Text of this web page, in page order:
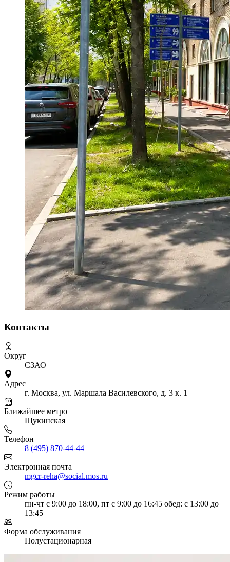
Контакты
Округ
СЗАО
Адрес
г. Москва, ул. Маршала Василевского, д. 3 к. 1
Ближайшее метро
Щукинская
Телефон
8 (495) 870-44-44
Электронная почта
mgcr-reha@social.mos.ru
Режим работы
пн-чт с 9:00 до 18:00, пт с 9:00 до 16:45 обед: с 13:00 до
13:45
Форма обслуживания
Полустационарная